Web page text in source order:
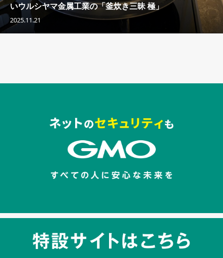
いウルシヤマ金属工業の「釜炊き三昧 極」
2025.11.21
セキュリティキャンペーンでのバナー